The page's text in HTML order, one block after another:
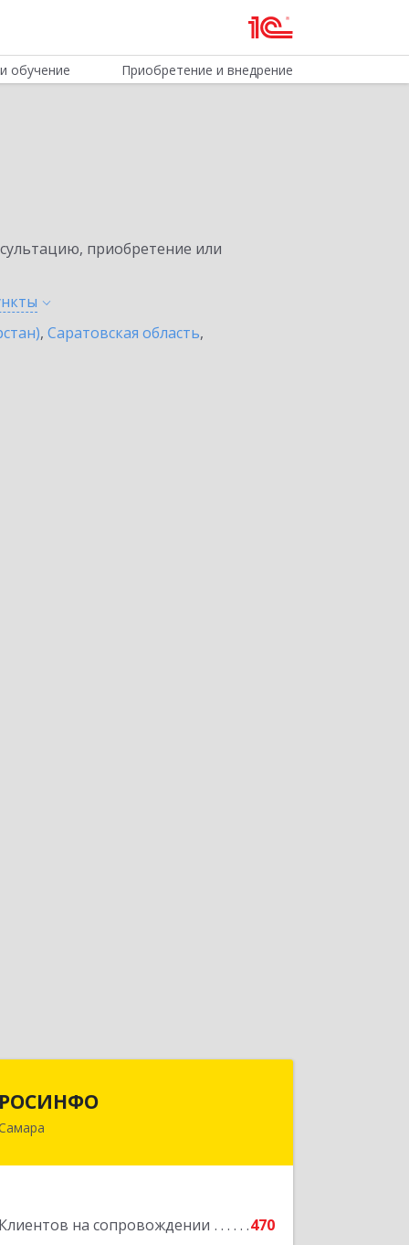
обучение Приобретение и внедрение
приобретение или
, Саратовская область,
РОСИНФО
Клиентов на сопровождении
470
443069, Самарская обл, Самара г,